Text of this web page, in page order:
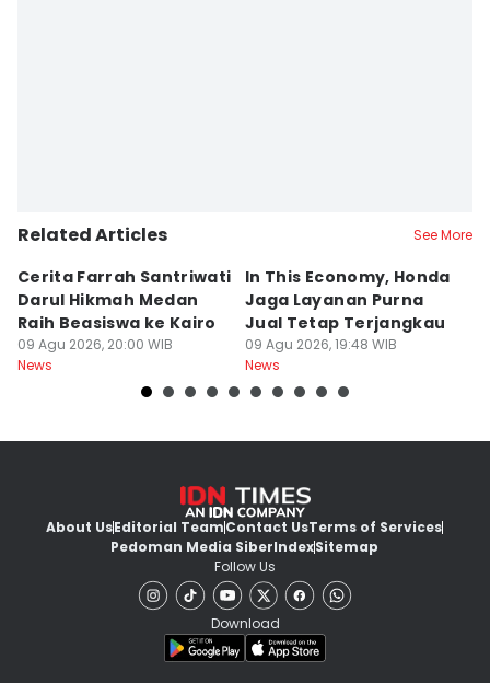
Related Articles See More
Cerita Farrah Santriwati
Darul Hikmah Medan
Raih Beasiswa ke Kairo
09 Agu 2026, 20:00 WIB
News
In This Economy, Honda
Jaga Layanan Purna
Jual Tetap Terjangkau
09 Agu 2026, 19:48 WIB
News
About UsEditorial TeamContact UsTerms of Services
Pedoman Media SiberIndexSitemap
Follow Us
Download